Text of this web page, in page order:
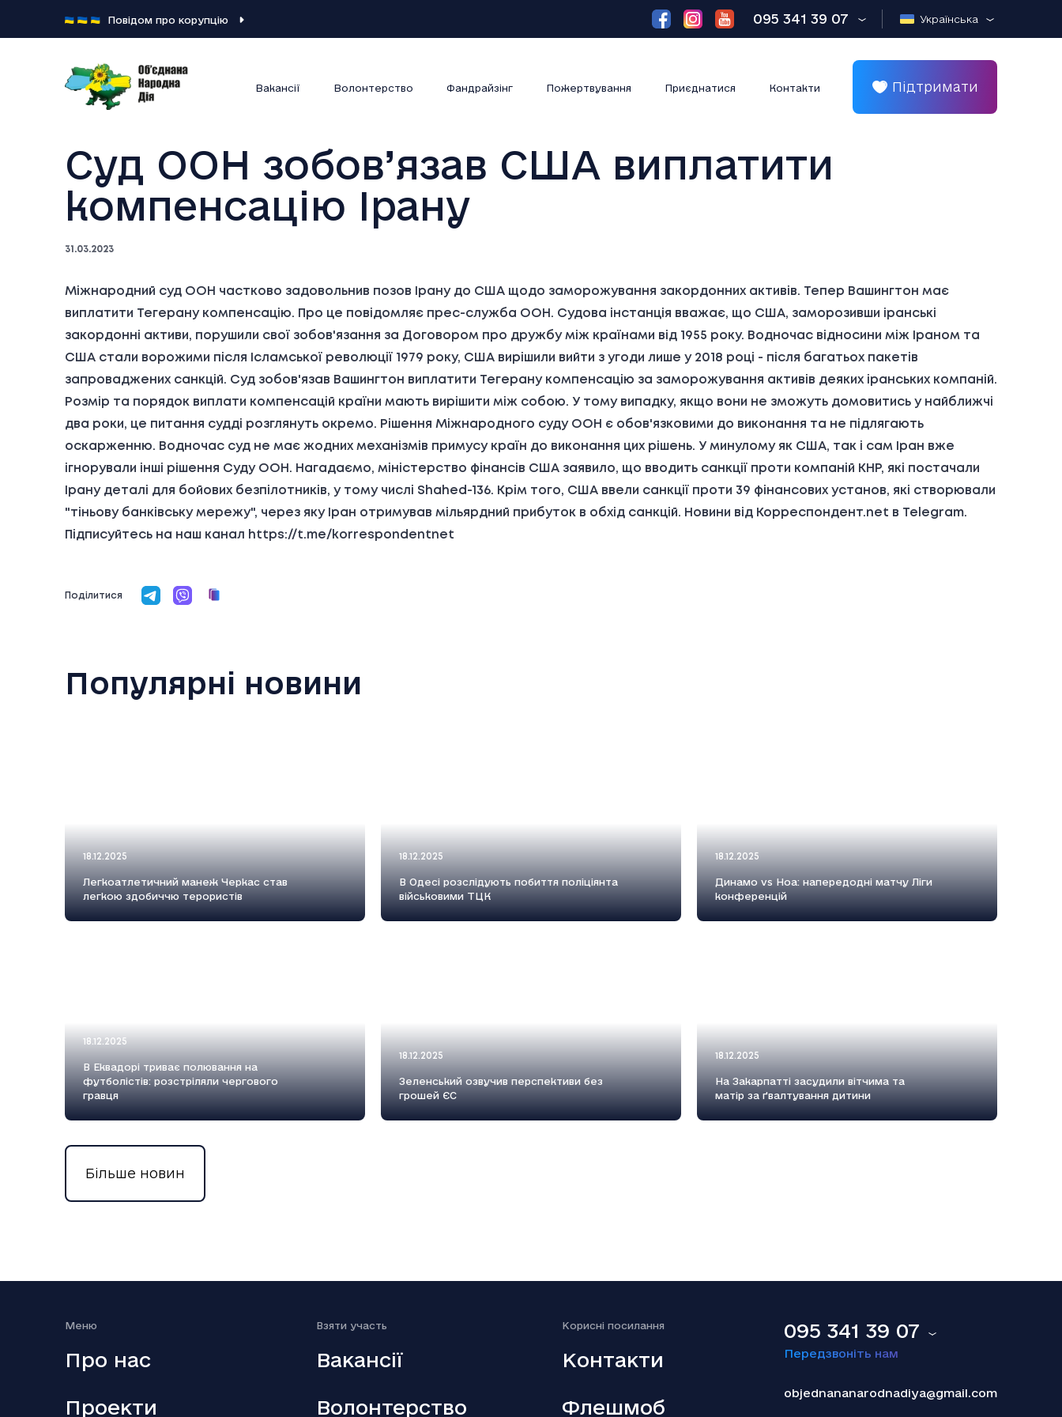
Повідом про корупцію 095 341 39 07 Українська
Вакансії Волонтерство Фандрайзінг Пожертвування Приєднатися Контакти Підтримати
Суд ООН зобов’язав США виплатити
компенсацію Ірану
31.03.2023
Міжнародний суд ООН частково задовольнив позов Ірану до США щодо заморожування закордонних активів. Тепер Вашингтон має
виплатити Тегерану компенсацію. Про це повідомляє прес-служба ООН. Судова інстанція вважає, що США, заморозивши іранські
закордонні активи, порушили свої зобов'язання за Договором про дружбу між країнами від 1955 року. Водночас відносини між Іраном та
США стали ворожими після Ісламської революції 1979 року, США вирішили вийти з угоди лише у 2018 році - після багатьох пакетів
запроваджених санкцій. Суд зобов'язав Вашингтон виплатити Тегерану компенсацію за заморожування активів деяких іранських компаній.
Розмір та порядок виплати компенсацій країни мають вирішити між собою. У тому випадку, якщо вони не зможуть домовитись у найближчі
два роки, це питання судді розглянуть окремо. Рішення Міжнародного суду ООН є обов'язковими до виконання та не підлягають
оскарженню. Водночас суд не має жодних механізмів примусу країн до виконання цих рішень. У минулому як США, так і сам Іран вже
ігнорували інші рішення Суду ООН. Нагадаємо, міністерство фінансів США заявило, що вводить санкції проти компаній КНР, які постачали
Ірану деталі для бойових безпілотників, у тому числі Shahed-136. Крім того, США ввели санкції проти 39 фінансових установ, які створювали
"тіньову банківську мережу", через яку Іран отримував мільярдний прибуток в обхід санкцій. Новини від Корреспондент.net в Telegram.
Підписуйтесь на наш канал https://t.me/korrespondentnet
Поділитися
Популярні новини
18.12.2025
Легкоатлетичний манеж Черкас став
легкою здобиччю терористів
18.12.2025
В Одесі розслідують побиття поліціянта
військовими ТЦК
18.12.2025
Динамо vs Ноа: напередодні матчу Ліги
конференцій
18.12.2025
В Еквадорі триває полювання на
футболістів: розстріляли чергового
гравця
18.12.2025
Зеленський озвучив перспективи без
грошей ЄС
18.12.2025
На Закарпатті засудили вітчима та
матір за ґвалтування дитини
Вийшов п’ятий сезон серіалу Емілі в
Генштаб: Росія посилено атакує на
Smart Holding відзвітував про зниження
Більше новин
Меню
Про нас
Проекти
Взяти участь
Вакансії
Волонтерство
Kорисні посилання
Контакти
Флешмоб
095 341 39 07
Передзвоніть нам
objednananarodnadiya@gmail.com